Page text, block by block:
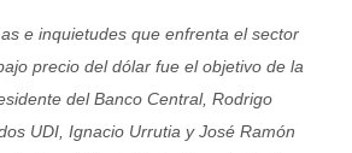
e inquietudes que enfrenta el sector
precio del dólar fue el objetivo de la
del Banco Central, Rodrigo
UDI, Ignacio Urrutia y José Ramón